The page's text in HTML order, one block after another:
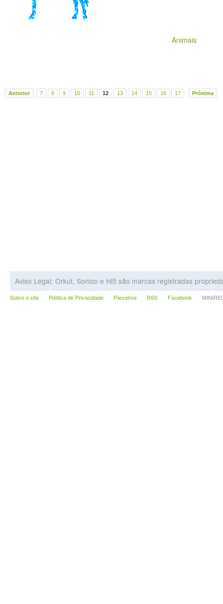
Animais
Anterior 7 8 9 10 11 12 13 14 15 16 17 Próxima
Aviso Legal: Orkut, Sonico e Hi5 são marcas registradas
Sobre o site Política de Privacidade Parceiros RSS Facebook